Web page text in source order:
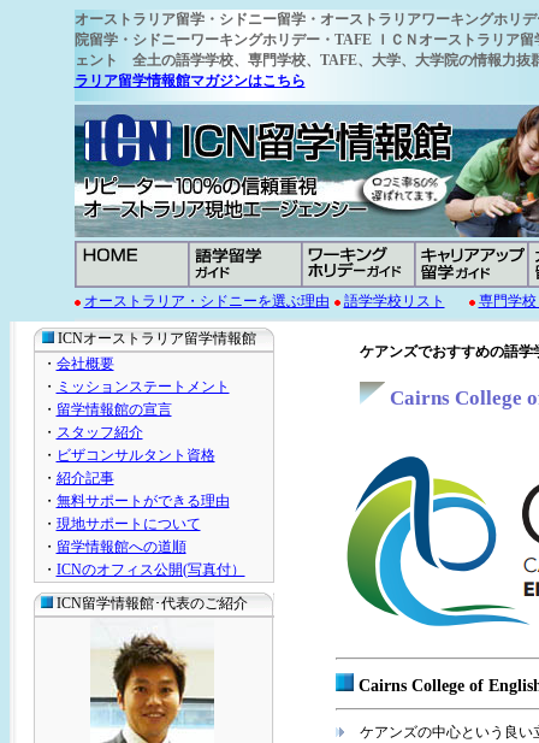
オーストラリア留学・シドニー留学・オーストラリアワーキングホリ
院留学・シドニーワーキングホリデー・TAFE ＩＣＮオーストラリア
ェント 全土の語学学校、専門学校、TAFE、大学、大学院の情報力
ラリア留学情報館マガジンはこちら
オーストラリア・シドニーを選ぶ理由 語学学校リスト 専門学
ICNオーストラリア留学情報館
・ 会社概要
・ ミッションステートメント
・ 留学情報館の宣言
・ スタッフ紹介
・ ビザコンサルタント資格
・ 紹介記事
・ 無料サポートができる理由
・ 現地サポートについて
・ 留学情報館への道順
・ ICNのオフィス公開(写真付）
ICN留学情報館･代表のご紹介
ケアンズでおすすめの語学
Cairns College
Cairns College of
ケアンズの中心という良い